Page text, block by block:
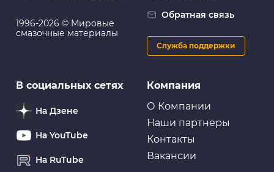
1996-2026 © Мировые
смазочные материалы
Компания
О Компании
Наши партнеры
Контакты
Вакансии
Обратная связь
Служба поддержки
В социальных сетях
На Дзене
На YouTube
На RuTube